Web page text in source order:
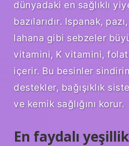
dünyadaki en sağlıklı
bazılarıdır. Ispanak,
lahana gibi sebzeler
vitamini, K vitamini,
içerir. Bu besinler
destekler, bağışıklık
ve kemik sağlığını korur.
En faydalı